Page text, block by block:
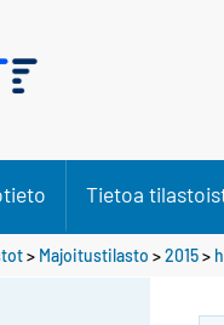
Tietoa
> Majoitustilasto >2015>